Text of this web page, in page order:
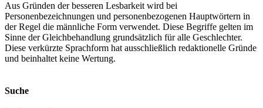
Aus Gründen der besseren Lesbarkeit wird bei
Personenbezeichnungen und personenbezogenen Hauptwörtern in
der Regel die männliche Form verwendet. Diese Begriffe gelten im
Sinne der Gleichbehandlung grundsätzlich für alle Geschlechter.
Diese verkürzte Sprachform hat ausschließlich redaktionelle Gründe
und beinhaltet keine Wertung.
Suche